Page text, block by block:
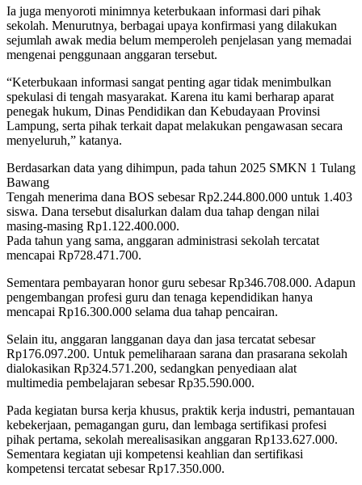
Ia juga menyoroti minimnya keterbukaan informasi dari pihak
sekolah. Menurutnya, berbagai upaya konfirmasi yang dilakukan
sejumlah awak media belum memperoleh penjelasan yang memadai
mengenai penggunaan anggaran tersebut.
“Keterbukaan informasi sangat penting agar tidak menimbulkan
spekulasi di tengah masyarakat. Karena itu kami berharap aparat
penegak hukum, Dinas Pendidikan dan Kebudayaan Provinsi
Lampung, serta pihak terkait dapat melakukan pengawasan secara
menyeluruh,” katanya.
Berdasarkan data yang dihimpun, pada tahun 2025 SMKN 1 Tulang
Bawang
Tengah menerima dana BOS sebesar Rp2.244.800.000 untuk 1.403
siswa. Dana tersebut disalurkan dalam dua tahap dengan nilai
masing-masing Rp1.122.400.000.
Pada tahun yang sama, anggaran administrasi sekolah tercatat
mencapai Rp728.471.700.
Sementara pembayaran honor guru sebesar Rp346.708.000. Adapun
pengembangan profesi guru dan tenaga kependidikan hanya
mencapai Rp16.300.000 selama dua tahap pencairan.
Selain itu, anggaran langganan daya dan jasa tercatat sebesar
Rp176.097.200. Untuk pemeliharaan sarana dan prasarana sekolah
dialokasikan Rp324.571.200, sedangkan penyediaan alat
multimedia pembelajaran sebesar Rp35.590.000.
Pada kegiatan bursa kerja khusus, praktik kerja industri, pemantauan
kebekerjaan, pemagangan guru, dan lembaga sertifikasi profesi
pihak pertama, sekolah merealisasikan anggaran Rp133.627.000.
Sementara kegiatan uji kompetensi keahlian dan sertifikasi
kompetensi tercatat sebesar Rp17.350.000.